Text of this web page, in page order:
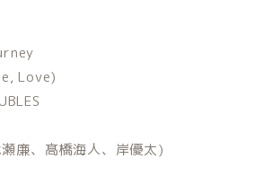
Love)
廉、髙橋海人、岸優太)